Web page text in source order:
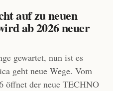
auf zu neuen
ab 2026 neuer
gewartet, nun ist es
geht neue Wege. Vom
öffnet der neue TECHNO